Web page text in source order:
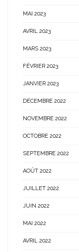
MAI 2023
AVRIL 2023
MARS 2023
FÉVRIER 2023
JANVIER 2023
DÉCEMBRE 2022
NOVEMBRE 2022
OCTOBRE 2022
SEPTEMBRE 2022
AOÛT 2022
JUILLET 2022
JUIN 2022
MAI 2022
AVRIL 2022